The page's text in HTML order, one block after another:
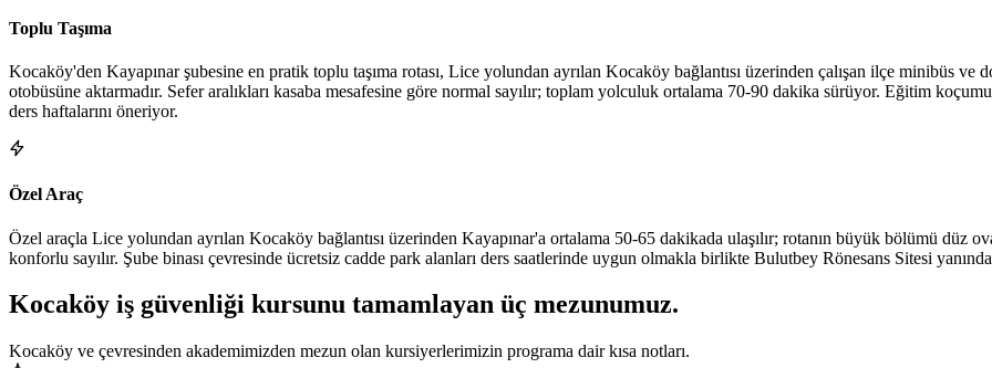
Toplu Taşıma
Kocaköy'den Kayapınar şubesine en pratik toplu taşıma rotası, Lice yolundan ayrılan Kocaköy bağlantısı üzerinden çalışan ilçe minibüs
otobüsüne aktarmadır. Sefer aralıkları kasaba mesafesine göre normal sayılır; toplam yolculuk ortalama 70-90 dakika sürüyor. Eğitim
ders haftalarını öneriyor.
Özel Araç
Özel araçla Lice yolundan ayrılan Kocaköy bağlantısı üzerinden Kayapınar'a ortalama 50-65 dakikada ulaşılır; rotanın büyük bölümü düz
konforlu sayılır. Şube binası çevresinde ücretsiz cadde park alanları ders saatlerinde uygun olmakla birlikte Bulutbey Rönesans Sitesi
Kocaköy iş güvenliği kursunu tamamlayan üç mezunumuz.
Kocaköy ve çevresinden akademimizden mezun olan kursiyerlerimizin programa dair kısa notları.